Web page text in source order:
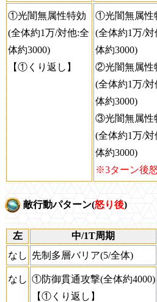
①光闇無属性特効
(全体約1万/対他:全
体約3000)
【①くり返し】
①光闇無属性
(全体約1万/対
体約3000)
②光闇無属性
(全体約1万/対
体約3000)
③光闇無属性
(全体約1万/対
体約3000)
※3ターン後
敵行動パターン(怒り後)
左 中/1T周期
なし 先制多層バリア(5/全体)
なし ①防御貫通攻撃(全体約4000)
【①くり返し】